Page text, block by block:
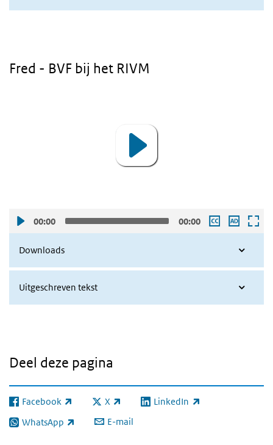
Fred - BVF bij het RIVM
00:00 00:00
Downloads
Uitgeschreven tekst
Deel deze pagina
Facebook
(externe link) X
(externe link) LinkedIn
(externe link)
WhatsApp
(externe link) E-mail